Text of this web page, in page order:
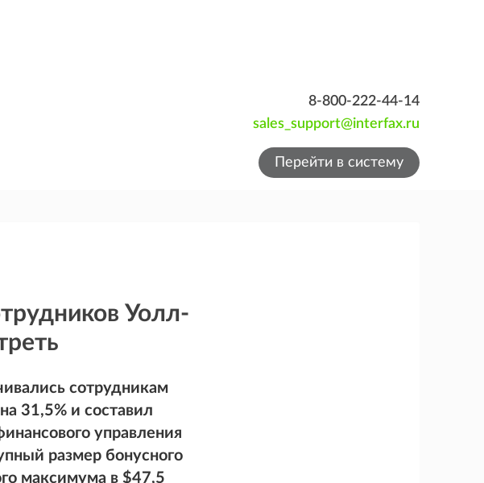
8-800-222-44-14
sales_support@interfax.ru
Перейти в систему
Уолл-
сотрудникам
31,5% и составил
управления
размер бонусного
максимума в $47,5